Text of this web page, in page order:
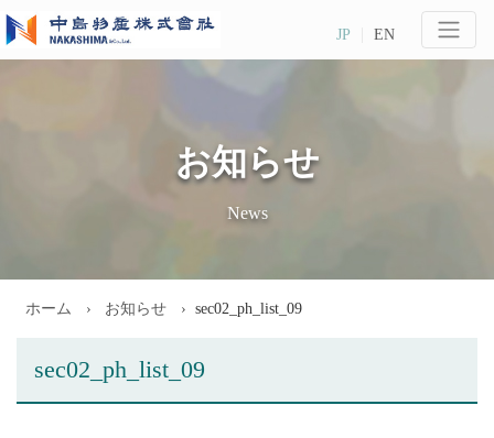
EN
JP
お知らせ
News
ホーム お知らせ sec02_ph_list_09
sec02_ph_list_09